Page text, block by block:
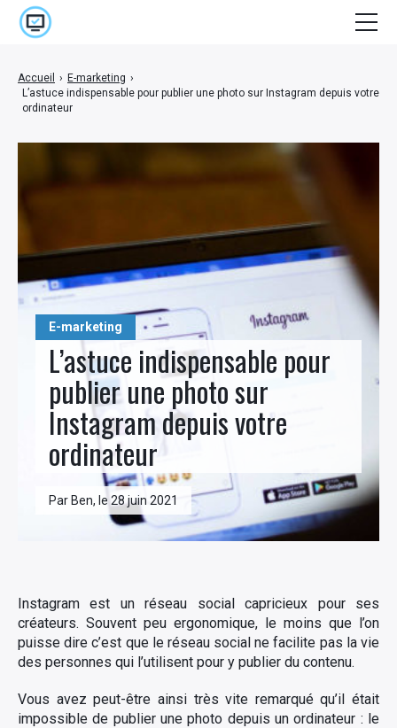
E-marketing
L’astuce indispensable pour
publier une photo sur
Instagram depuis votre
ordinateur
Par Ben, le 28 juin 2021
Accueil › E-marketing ›
L’astuce indispensable pour publier une photo sur Instagram depuis votre
ordinateur
Instagram est un réseau social capricieux pour ses
créateurs. Souvent peu ergonomique, le moins que l’on
puisse dire c’est que le réseau social ne facilite pas la vie
des personnes qui l’utilisent pour y publier du contenu.
Vous avez peut-être ainsi très vite remarqué qu’il était
impossible de publier une photo depuis un ordinateur : le
Cinéma
Lifestyle
Séries